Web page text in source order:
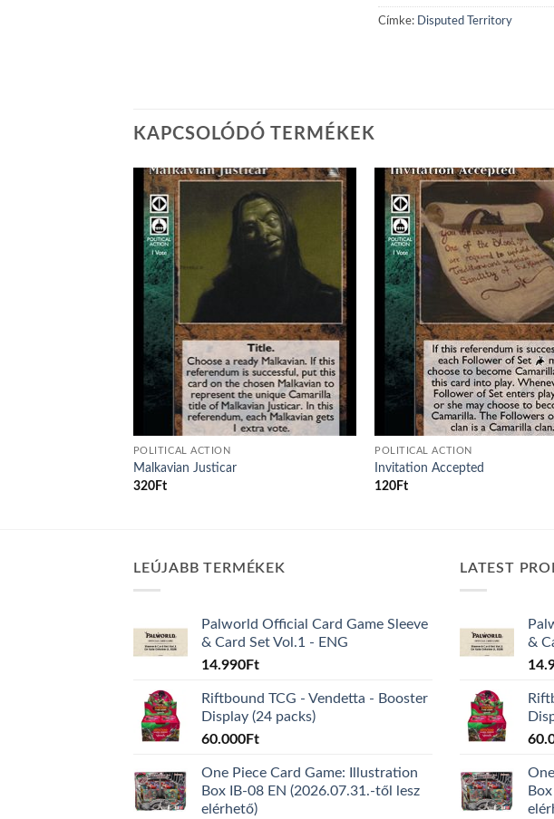
Címke: Disputed Territory
KAPCSOLÓDÓ TERMÉKEK
wishlist
POLITICAL ACTION
Malkavian Justicar
320Ft
POLITICAL ACTION
Invitation Accepted
120 Ft
LEÚJABB TERMÉKEK
Palworld Official Card Game Sleeve
& Card Set Vol.1 - ENG
14.990Ft
Riftbound TCG - Vendetta - Booster
Display (24 packs)
60.000Ft
One Piece Card Game: Illustration
Box IB-08 EN (2026.07.31.-től lesz
elérhető)
LATEST
&